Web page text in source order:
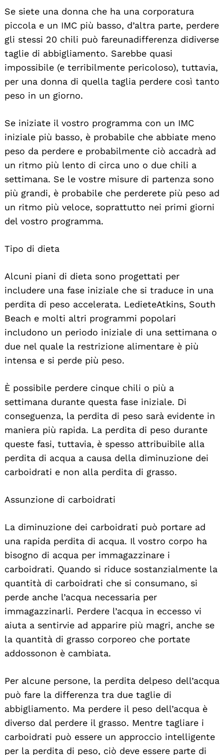
Se siete una donna che ha una corporatura
piccola e un IMC più basso, d’altra parte, perdere
gli stessi 20 chili può fareunadifferenza didiverse
taglie di abbigliamento. Sarebbe quasi
impossibile (e terribilmente pericoloso), tuttavia,
per una donna di quella taglia perdere così tanto
peso in un giorno.
Se iniziate il vostro programma con un IMC
iniziale più basso, è probabile che abbiate meno
peso da perdere e probabilmente ciò accadrà ad
un ritmo più lento di circa uno o due chili a
settimana. Se le vostre misure di partenza sono
più grandi, è probabile che perderete più peso ad
un ritmo più veloce, soprattutto nei primi giorni
del vostro programma.
Tipo di dieta
Alcuni piani di dieta sono progettati per
includere una fase iniziale che si traduce in una
perdita di peso accelerata. LedieteAtkins, South
Beach e molti altri programmi popolari
includono un periodo iniziale di una settimana o
due nel quale la restrizione alimentare è più
intensa e si perde più peso.
È possibile perdere cinque chili o più a
settimana durante questa fase iniziale. Di
conseguenza, la perdita di peso sarà evidente in
maniera più rapida. La perdita di peso durante
queste fasi, tuttavia, è spesso attribuibile alla
perdita di acqua a causa della diminuzione dei
carboidrati e non alla perdita di grasso.
Assunzione di carboidrati
La diminuzione dei carboidrati può portare ad
una rapida perdita di acqua. Il vostro corpo ha
bisogno di acqua per immagazzinare i
carboidrati. Quando si riduce sostanzialmente la
quantità di carboidrati che si consumano, si
perde anche l’acqua necessaria per
immagazzinarli. Perdere l’acqua in eccesso vi
aiuta a sentirvie ad apparire più magri, anche se
la quantità di grasso corporeo che portate
addossonon è cambiata.
Per alcune persone, la perdita delpeso dell’acqua
può fare la differenza tra due taglie di
abbigliamento. Ma perdere il peso dell’acqua è
diverso dal perdere il grasso. Mentre tagliare i
carboidrati può essere un approccio intelligente
per la perdita di peso, ciò deve essere parte di